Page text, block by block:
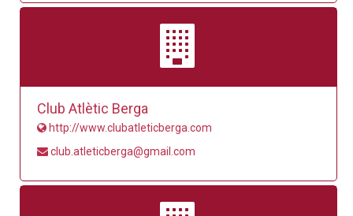
Club Atlètic Berga
http://www.clubatleticberga.com
club.atleticberga@gmail.com